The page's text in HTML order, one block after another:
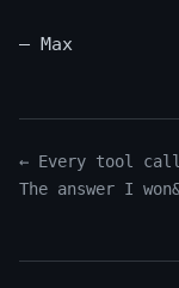
— Max
← Every tool
The answer I